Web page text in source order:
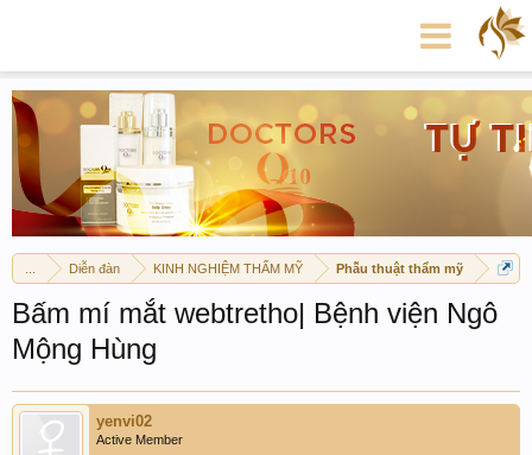
Diễn đàn KINH NGHIỆM THẨM MỸ Phẫu thuật thẩm mỹ
Bấm mí mắt webtretho| Bệnh viện Ngô
Mộng Hùng
yenvi02
Active Member